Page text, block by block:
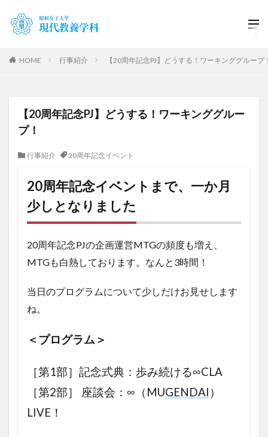
HOME 行事紹介 【20周年記念PJ】どうする！ワーキンググループ
【20周年記念PJ】どうする！ワーキンググルー
プ！
行事紹介 20周年記念イベント
20周年記念イベントまで、一か月
少しとなりました
20周年記念PJの企画運営MTGの頻度も増え、
MTGも白熱しております。なんと3時間！
当日のプログラムについて少しだけお見せします
ね。
＜プログラム＞
［第1部］記念式典：歩み続ける∞CLA
［第2部］ 座談会：∞（MUGENDAI ）
LIVE！